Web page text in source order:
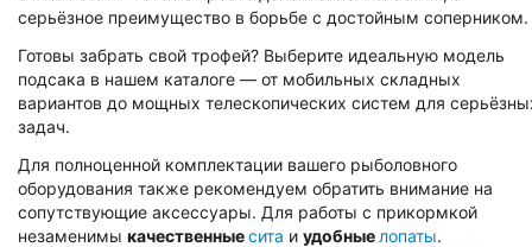
серьёзное преимущество в борьбе с достойным соперником.
Готовы забрать свой трофей? Выберите идеальную модель
подсака в нашем каталоге — от мобильных складных
вариантов до мощных телескопических систем для
задач.
Для полноценной комплектации вашего рыболовного
оборудования также рекомендуем обратить внимание на
сопутствующие аксессуары. Для работы с прикормкой
незаменимы качественныесита и удобные лопаты.